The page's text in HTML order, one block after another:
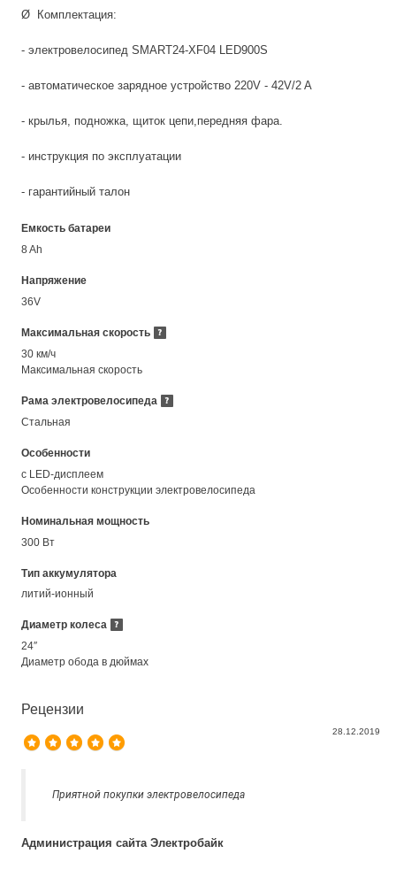
Ø Комплектация:
- электровелосипед SMART24-XF04 LED900S
- автоматическое зарядное устройство 220V - 42V/2 A
- крылья, подножка, щиток цепи,передняя фара.
- инструкция по эксплуатации
- гарантийный талон
Емкость батареи
8 Ah
Напряжение
36V
Максимальная скорость
30 км/ч
Максимальная скорость
Рама электровелосипеда
Стальная
Особенности
с LED-дисплеем
Особенности конструкции электровелосипеда
Номинальная мощность
300 Вт
Тип аккумулятора
литий-ионный
Диаметр колеса
24″
Диаметр обода в дюймах
Рецензии
28.12.2019
Приятной покупки электровелосипеда
Администрация сайта Электробайк